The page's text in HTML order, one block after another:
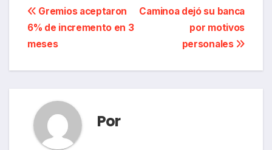
Navegación
de
entradas
Caminoa dejó su banca
por motivos
personales
Gremios aceptaron
6% de incremento en 3
meses
Por